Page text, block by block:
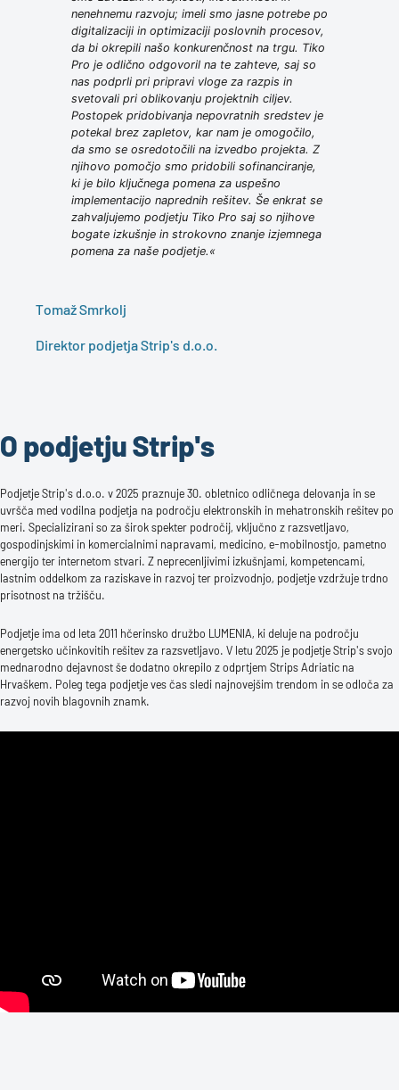
nenehnemu razvoju; imeli smo jasne potrebe po
digitalizaciji in optimizaciji poslovnih procesov,
da bi okrepili našo konkurenčnost na trgu. Tiko
Pro je odlično odgovoril na te zahteve, saj so
nas podprli pri pripravi vloge za razpis in
svetovali pri oblikovanju projektnih ciljev.
Postopek pridobivanja nepovratnih sredstev je
potekal brez zapletov, kar nam je omogočilo,
da smo se osredotočili na izvedbo projekta. Z
njihovo pomočjo smo pridobili sofinanciranje,
ki je bilo ključnega pomena za uspešno
implementacijo naprednih rešitev. Še enkrat se
zahvaljujemo podjetju Tiko Pro saj so njihove
bogate izkušnje in strokovno znanje izjemnega
pomena za naše podjetje.«
Tomaž Smrkolj
Direktor podjetja Strip's d.o.o.
O podjetju Strip's
Podjetje Strip's d.o.o. v 2025 praznuje 30. obletnico odličnega delovanja in se
uvršča med vodilna podjetja na področju elektronskih in mehatronskih rešitev po
meri. Specializirani so za širok spekter področij, vključno z razsvetljavo,
gospodinjskimi in komercialnimi napravami, medicino, e-mobilnostjo, pametno
energijo ter internetom stvari. Z neprecenljivimi izkušnjami, kompetencami,
lastnim oddelkom za raziskave in razvoj ter proizvodnjo, podjetje vzdržuje trdno
prisotnost na tržišču.
Podjetje ima od leta 2011 hčerinsko družbo LUMENIA, ki deluje na področju
energetsko učinkovitih rešitev za razsvetljavo. V letu 2025 je podjetje Strip's svojo
mednarodno dejavnost še dodatno okrepilo z odprtjem Strips Adriatic na
Hrvaškem. Poleg tega podjetje ves čas sledi najnovejšim trendom in se odloča za
razvoj novih blagovnih znamk.